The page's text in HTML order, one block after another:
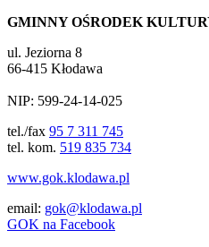
GMINNY OŚRODEK
ul. Jeziorna 8
66-415 Kłodawa
NIP: 599-24-14-025
tel./fax 95 7 311 745
tel. kom. 519 835 734
www.gok.klodawa.pl
email: gok@klodawa.pl
GOK na Facebook